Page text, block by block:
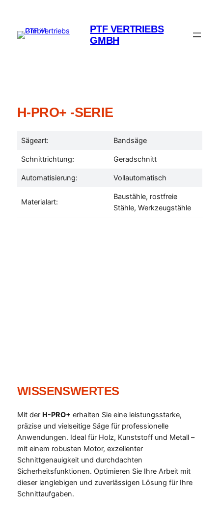
springen
PTF VERTRIEBS
GMBH
H-PRO+ -SERIE
Sägeart: Bandsäge
Schnittrichtung: Geradschnitt
Automatisierung: Vollautomatisch
Materialart:
Baustähle, rostfreie
Stähle, Werkzeugstähle
WISSENSWERTES
Mit der H-PRO+ erhalten Sie eine leistungsstarke,
präzise und vielseitige Säge für professionelle
Anwendungen. Ideal für Holz, Kunststoff und Metall –
mit einem robusten Motor, exzellenter
Schnittgenauigkeit und durchdachten
Sicherheitsfunktionen. Optimieren Sie Ihre Arbeit mit
dieser langlebigen und zuverlässigen Lösung für Ihre
Schnittaufgaben.